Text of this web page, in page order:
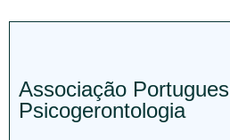
Associação
Psicogerontologia